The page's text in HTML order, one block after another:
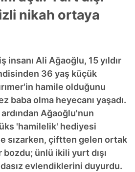
nikah ortaya
insanı Ali Ağaoğlu, 15 yıldır
36 yaş küçük
hamile olduğunu
baba olma heyecanı yaşadı.
Ağaoğlu'nun
'hamilelik' hediyesi
sızarken, çiftten gelen ortak
bozdu; ünlü ikili yurt dışı
evlendiklerini duyurdu.